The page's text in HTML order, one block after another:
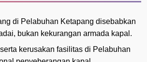
di Pelabuhan Ketapang disebabkan
bukan kekurangan armada kapal.
kerusakan fasilitas di Pelabuhan